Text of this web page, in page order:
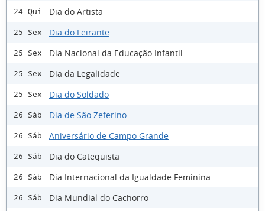
24 Qui Dia do Artista
25 Sex Dia do Feirante
25 Sex Dia Nacional da Educação Infantil
25 Sex Dia da Legalidade
25 Sex Dia do Soldado
26 Sáb Dia de São Zeferino
26 Sáb Aniversário de Campo Grande
26 Sáb Dia do Catequista
26 Sáb Dia Internacional da Igualdade Feminina
26 Sáb Dia Mundial do Cachorro